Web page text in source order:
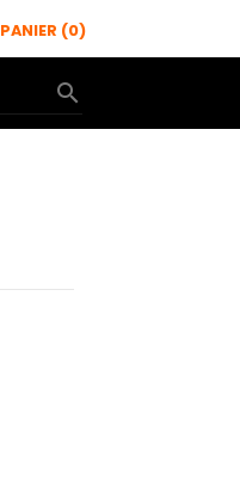
PANIER (0)
